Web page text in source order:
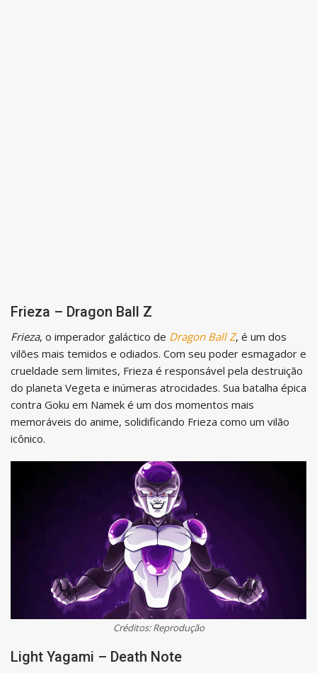
Frieza – Dragon Ball Z
Frieza, o imperador galáctico de Dragon Ball Z, é um dos
vilões mais temidos e odiados. Com seu poder esmagador e
crueldade sem limites, Frieza é responsável pela destruição
do planeta Vegeta e inúmeras atrocidades. Sua batalha épica
contra Goku em Namek é um dos momentos mais
memoráveis do anime, solidificando Frieza como um vilão
icônico.
Créditos: Reprodução
Light Yagami – Death Note